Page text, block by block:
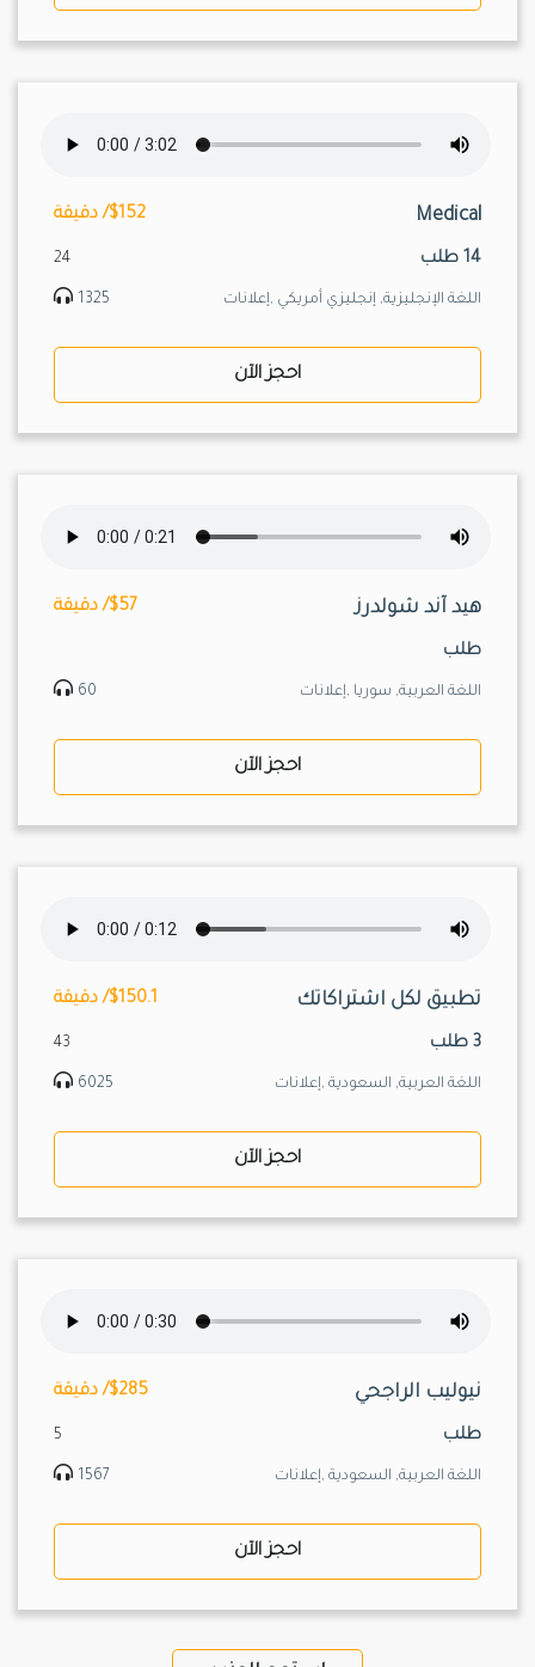
Medical $152/ دقيقة
14 طلب 24
اللغة الإنجليزية, إنجليزي أمريكي ,إعلانات 1325
احجز الآن
هيد آند شولدرز $57/ دقيقة
طلب
اللغة العربية, سوريا ,إعلانات 60
احجز الآن
تطبيق لكل اشتراكاتك $150.1/ دقيقة
3 طلب 43
اللغة العربية, السعودية ,إعلانات 6025
احجز الآن
نيوليب الراجحي $285/ دقيقة
طلب 5
اللغة العربية, السعودية ,إعلانات 1567
احجز الآن